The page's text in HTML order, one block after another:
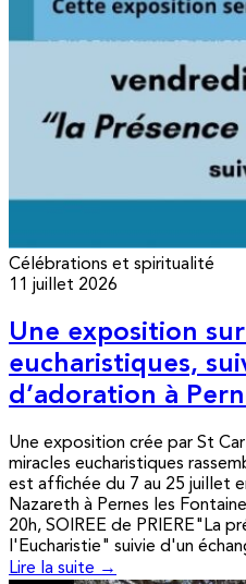
Célébrations et spiritualité
11 juillet 2026
Une exposition
eucharistiques,
d’adoration à
Une exposition crée par St
miracles eucharistiques
est affichée du 7 au 25 juillet
Nazareth à Pernes les
20h, SOIREE de PRIERE"La
l'Eucharistie" suivie d'un
Lire la suite →